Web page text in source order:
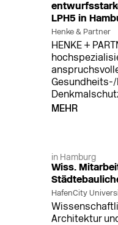
LPH5 in
Henke & Partner
HENKE +
Gesundheits-/
MEHR
in Hamburg
Wiss.
HafenCity
Architektur